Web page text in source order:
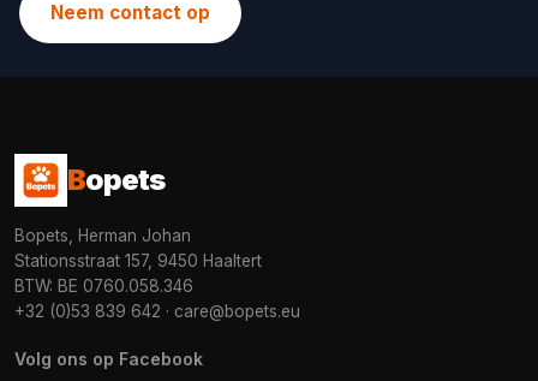
Neem contact op
Bopets
Bopets, Herman Johan
Stationsstraat 157, 9450 Haaltert
BTW: BE 0760.058.346
+32 (0)53 839 642 · care@bopets.eu
Volg ons op Facebook